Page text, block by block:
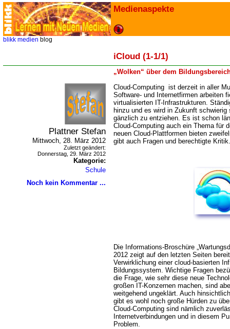
Medienaspekte
blikk medien blog
iCloud (1-1/1)
Wolken“ über dem
Plattner Stefan
Mittwoch, 28. März 2012
Zuletzt geändert:
Donnerstag, 29. März 2012
Kategorie:
Schule
Noch kein Kommentar ...
Cloud-Computing ist derzeit in aller
Software- und Internetfirmen arbeiten
virtualisierten IT-Infrastrukturen.
hinzu und es wird in Zukunft schwierig
gänzlich zu entziehen. Es ist schon
Cloud-Computing auch ein Thema für
neuen Cloud-Plattformen bieten
gibt auch Fragen und berechtigte Kritik.
Die Informations-Broschüre
2012 zeigt auf den letzten Seiten
Verwirklichung einer cloud-basierten
Bildungssystem. Wichtige Fragen
die Frage, wie sehr diese neue
großen IT-Konzernen machen, sind
weitgehend ungeklärt. Auch
gibt es wohl noch große Hürden zu
Cloud-Computing sind nämlich
Internetverbindungen und in diesem
Problem.